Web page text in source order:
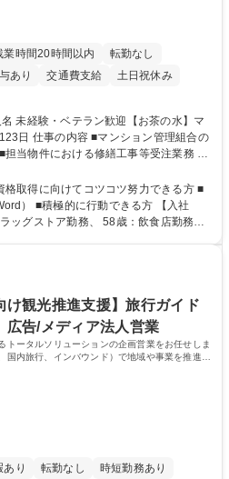
業時間20時間以内
転勤なし
あり 交通費支給 土日祝休み
理組合の
当物件における修繕工事等受注業務 ■
らの転職者が多数活躍しています
ンティヴで平均約100万円/年（昨年度
50,000円/月 ★親会社である株式会社合
して、質の高いサービスと適性価格を
取得に向けてコツコツ努力できる方 ■
方 【入社
勤務、 58歳：飲食店勤務
ックス制度、未経験からでも下限年収
短大 専修学校 高校 語学力： 資格：第
け観光推進支援】旅行ガイド
広告/メディア法人営業
トータルソリューションの企画営業をお任せしま
内旅行、インバウンド）で地域や事業を推進し
あり 転勤なし
時短勤務あり